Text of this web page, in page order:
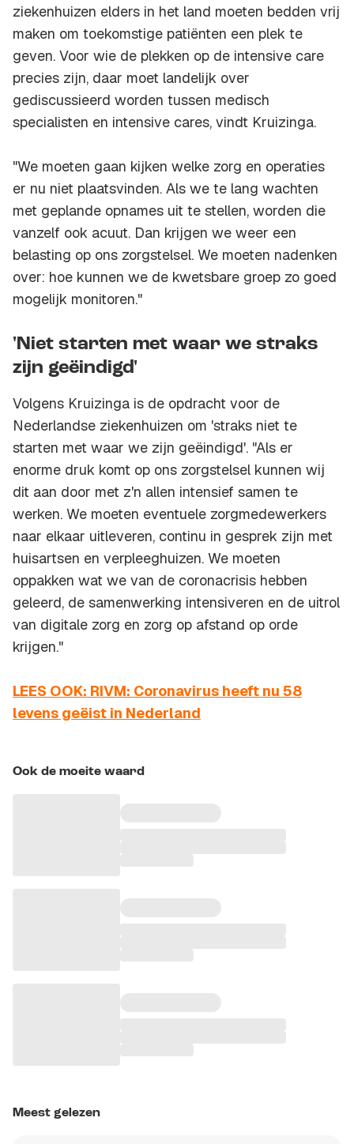
ziekenhuizen elders in het land moeten bedden vrij
maken om toekomstige patiënten een plek te
geven. Voor wie de plekken op de intensive care
precies zijn, daar moet landelijk over
gediscussieerd worden tussen medisch
specialisten en intensive cares, vindt Kruizinga.
"We moeten gaan kijken welke zorg en operaties
er nu niet plaatsvinden. Als we te lang wachten
met geplande opnames uit te stellen, worden die
vanzelf ook acuut. Dan krijgen we weer een
belasting op ons zorgstelsel. We moeten nadenken
over: hoe kunnen we de kwetsbare groep zo goed
mogelijk monitoren."
'Niet starten met waar we straks
zijn geëindigd'
Volgens Kruizinga is de opdracht voor de
Nederlandse ziekenhuizen om 'straks niet te
starten met waar we zijn geëindigd'. "Als er
enorme druk komt op ons zorgstelsel kunnen wij
dit aan door met z'n allen intensief samen te
werken. We moeten eventuele zorgmedewerkers
naar elkaar uitleveren, continu in gesprek zijn met
huisartsen en verpleeghuizen. We moeten
oppakken wat we van de coronacrisis hebben
geleerd, de samenwerking intensiveren en de uitrol
van digitale zorg en zorg op afstand op orde
krijgen."
LEES OOK: RIVM: Coronavirus heeft nu 58
levens geëist in Nederland
Ook de moeite waard
Meest gelezen